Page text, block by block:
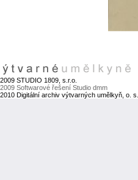
STUDIO 1809, s.r.o.
Softwarové řešení Studio dmm
Digitální archiv výtvarných umělkyň, o. s.